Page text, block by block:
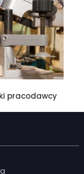
pracodawcy